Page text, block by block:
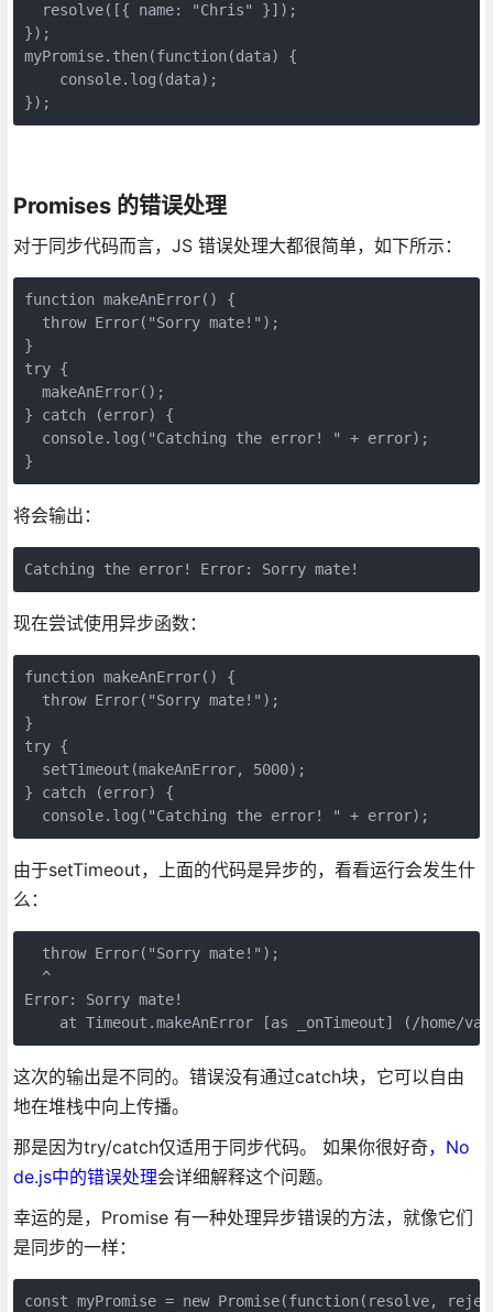
  resolve([{ name: "Chris" }]);
});
myPromise.then(function(data) {
    console.log(data);
Promises 的错误处理
对于同步代码而言，JS 错误处理大都很简单，如下所示：
function makeAnError() {
  throw Error("Sorry mate!");
}
try {
  makeAnError();
} catch (error) {
  console.log("Catching the error! " + error);
将会输出：
现在尝试使用异步函数：
function makeAnError() {
  throw Error("Sorry mate!");
}
try {
  setTimeout(makeAnError, 5000);
} catch (error) {
由于setTimeout，上面的代码是异步的，看看运行会发生什
么：
  throw Error("Sorry mate!");
  ^
Error: Sorry mate!
这次的输出是不同的。错误没有通过catch块，它可以自由
地在堆栈中向上传播。
那是因为try/catch仅适用于同步代码。 如果你很好奇，No
de.js中的错误处理会详细解释这个问题。
幸运的是，Promise 有一种处理异步错误的方法，就像它们
是同步的一样：
const myPromise = new Promise(function(resolve,